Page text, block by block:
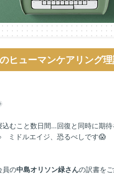
ヒューマンケアリング
むこと数日間…回復と同時に期待
ミドルエイジ、恐るべしです😱
員の中島オリソン緑さんの訳書を